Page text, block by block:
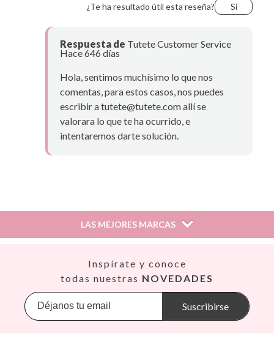
¿Te ha resultado útil esta reseña? Si
Respuesta de Tutete Customer Service
Hace 646 días
Hola, sentimos muchísimo lo que nos
comentas, para estos casos, nos puedes
escribir a tutete@tutete.com allí se
valorara lo que te ha ocurrido, e
intentaremos darte solución.
¿Te ha resultado útil esta reseña? Si
Muy bonita, resistente y fácil de limpiar.
LAS MEJORES MARCAS
Banwood
BIBS
Inspírate y conoce
todas nuestras NOVEDADES
Suscribirse